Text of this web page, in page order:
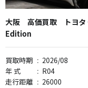
大阪 高価買取 トヨタ
Edition
買取時期 : 2026/08
年 式
: R04
走行距離 : 26000